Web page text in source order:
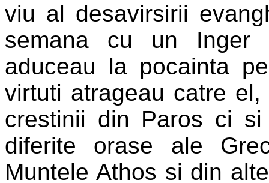
viu al desavirsirii
semana cu un Inger
aduceau la pocainta
virtuti atrageau catre
crestinii din Paros ci
diferite orase ale
Muntele Athos si din